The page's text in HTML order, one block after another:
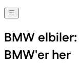
BMW
BMW'er her